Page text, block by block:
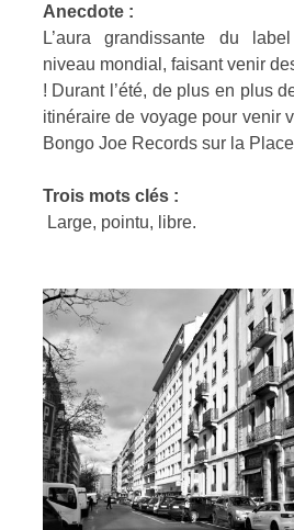
Anecdote :
L’aura grandissante du
niveau mondial, faisant venir
! Durant l’été, de plus en plus
itinéraire de voyage pour venir
Bongo Joe Records sur la
Trois mots clés :
Large, pointu, libre.